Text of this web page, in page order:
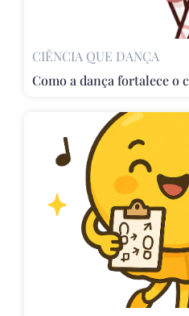
CIÊNCIA QUE DANÇA
Como a dança fortalece o